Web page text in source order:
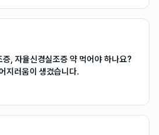
, 자율신경실조증 약 먹어야 하나요?
지러움이 생겼습니다.